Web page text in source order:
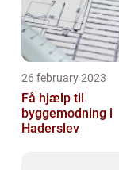
26 february 2023
Få hjælp til
byggemodning i
Haderslev